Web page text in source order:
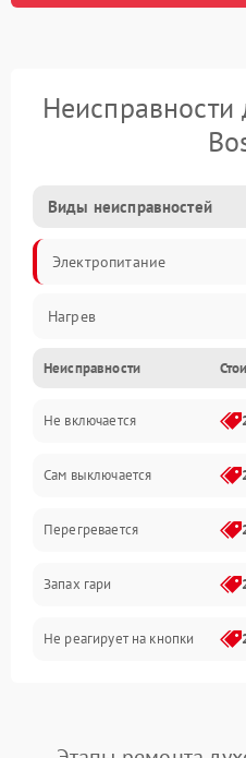
Виды неисправностей
Электропитание
Нагрев
Неисправности
Не включается
Сам выключается
Перегревается
Запах гари
Не реагирует на кнопки